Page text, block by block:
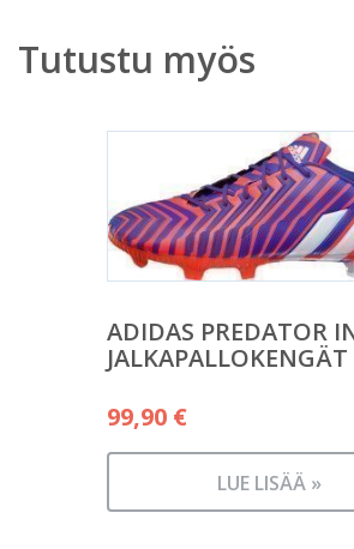
Tutustu myös
ADIDAS PREDATOR
JALKAPALLOKENGÄT
99,90 €
LUE LISÄÄ »